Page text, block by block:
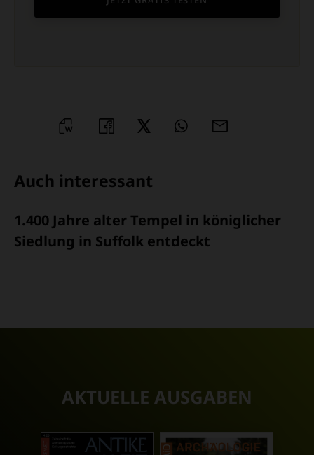
ÜBERSCHRIFT
INFOS
Auch interessant
1.400 Jahre alter Tempel in königlicher
Siedlung in Suffolk entdeckt
AKTUELLE AUSGABEN